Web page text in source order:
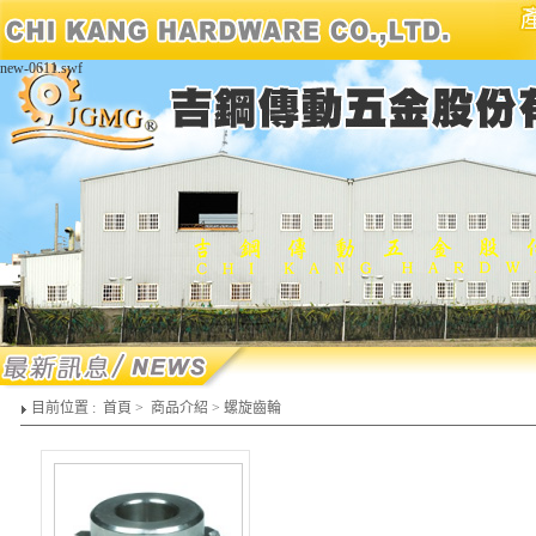
new-0611.swf
目前位置 : 首頁 > 商品介紹 > 螺旋齒輪